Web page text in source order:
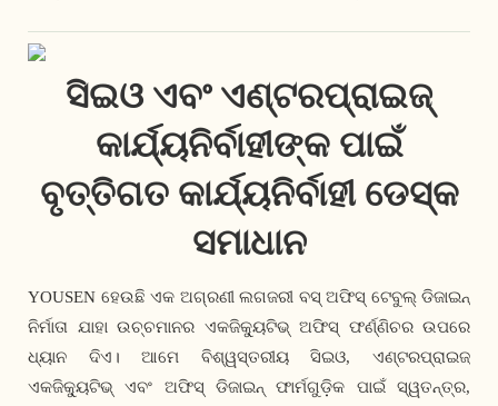
ସିଇଓ ଏବଂ ଏଣ୍ଟରପ୍ରାଇଜ୍
କାର୍ଯ୍ୟନିର୍ବାହୀଙ୍କ ପାଇଁ
ବୃତ୍ତିଗତ କାର୍ଯ୍ୟନିର୍ବାହୀ ଡେସ୍କ
ସମାଧାନ
YOUSEN ହେଉଛି ଏକ ଅଗ୍ରଣୀ ଲଗଜରୀ ବସ୍ ଅଫିସ୍ ଟେବୁଲ୍ ଡିଜାଇନ୍
ନିର୍ମାତା ଯାହା ଉଚ୍ଚମାନର ଏକଜିକ୍ୟୁଟିଭ୍ ଅଫିସ୍ ଫର୍ଣ୍ଣିଚର ଉପରେ
ଧ୍ୟାନ ଦିଏ। ଆମେ ବିଶ୍ୱସ୍ତରୀୟ ସିଇଓ, ଏଣ୍ଟରପ୍ରାଇଜ୍
ଏକଜିକ୍ୟୁଟିଭ୍ ଏବଂ ଅଫିସ୍ ଡିଜାଇନ୍ ଫାର୍ମଗୁଡ଼ିକ ପାଇଁ ସ୍ୱତନ୍ତ୍ର,